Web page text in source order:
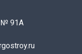
№ 91А